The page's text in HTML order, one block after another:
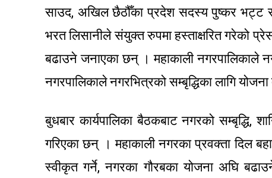
साउद, अखिल छैठौँका प्रदेश सदस्य पुष्कर भट्ट र
भरत लिसानीले संयुक्त रुपमा हस्ताक्षरित गरेको
बढाउने जनाएका छन् । महाकाली नगरपालिकाले
नगरपालिकाले नगरभित्रको सम्बृद्धिका लागि
बुधबार कार्यपालिका बैठकबाट नगरको सम्बृद्धि,
गरिएका छन् । महाकाली नगरका प्रवक्ता दिल
स्वीकृत गर्ने, नगरका गौरबका योजना अघि